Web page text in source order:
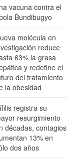
vacuna contra el
Bundibugyo
molécula en
reduce
63% la grasa
y redefine el
del tratamiento
la obesidad
registra su
resurgimiento
décadas, contagios
13% en
dos años